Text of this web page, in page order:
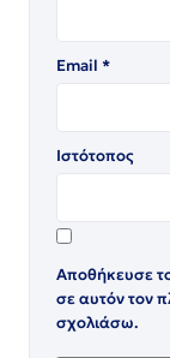
Email *
Ιστότοπος
Αποθήκευσε
σε αυτόν τον
σχολιάσω.